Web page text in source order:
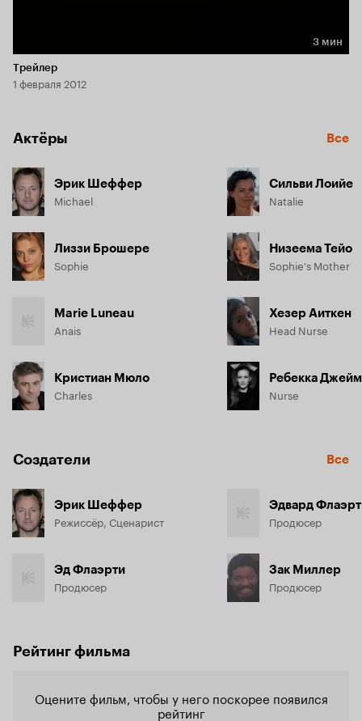
Длительность 3 мин
3 мин
Трейлер
1 февраля 2012
Актёры Все
Эрик Шеффер
Michael
Лиззи Брошере
Sophie
Marie Luneau
Anais
Кристиан Мюло
Charles
Сильви Лоийе
Natalie
Низеема Тейо
Sophie's Mother
Хезер Аиткен
Head Nurse
Ребекка
Nurse
Создатели Все
Эрик Шеффер
Режиссёр, Сценарист
Эд Флаэрти
Продюсер
Эдвард
Продюсер
Зак Миллер
Продюсер
Рейтинг фильма
Оцените фильм, чтобы у него поскорее появился
рейтинг